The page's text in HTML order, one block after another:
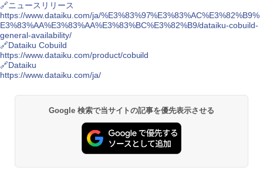
1
Crucial(クルーシャル) PRO (マイクロン
製) デスクトップ用メモリ 16GBX2枚 D
シー・エフ・デー販売 CFD販売 CFD St
66 (PC4-21300) 8GB×1枚 288pin DIMM
相性保証 D4U2666CS-8G (× 3)
🔗ニュースリリース
https://www.dataiku.com/ja/%E3%83%97%E3%83%AC%E3%82%B9%
E3%83%AA%E3%83%AA%E3%83%BC%E3%82%B9/dataiku-cobuild-
general-availability/
🔗Dataiku Cobuild
https://www.dataiku.com/product/cobuild
🔗Dataiku
https://www.dataiku.com/ja/
Google 検索で当サイトの記事を優先表示させる